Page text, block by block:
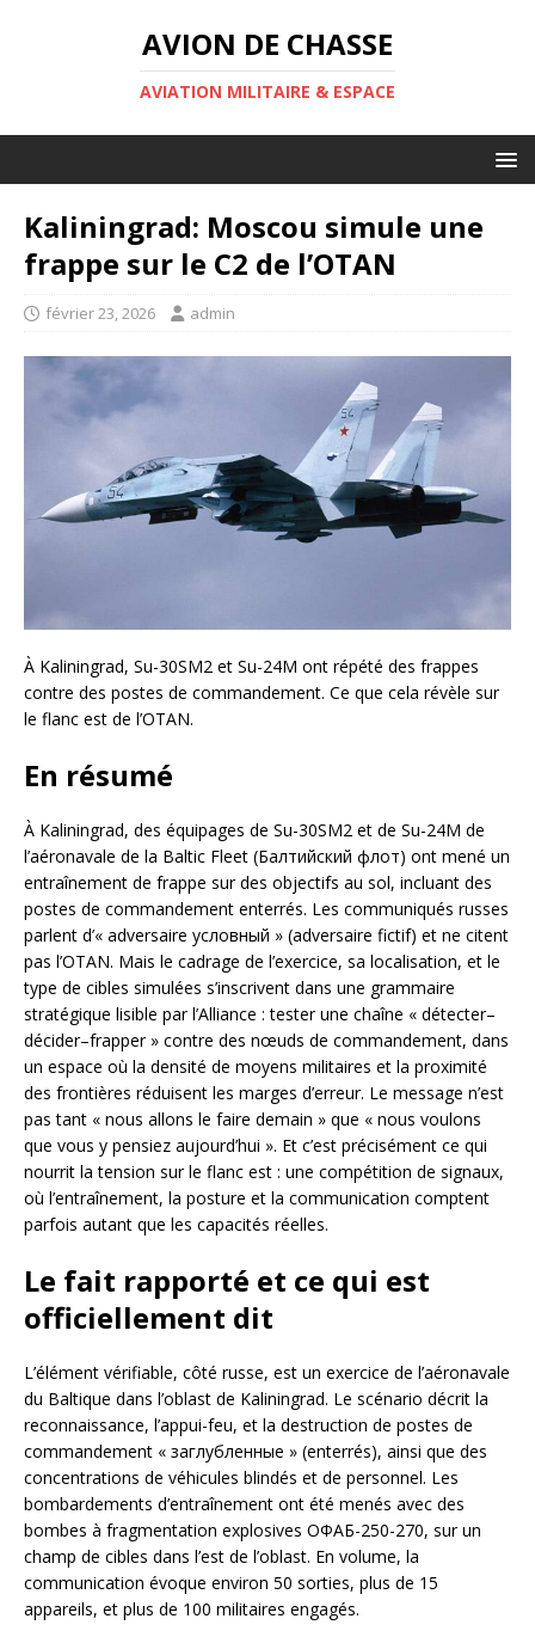
AVION DE CHASSE
AVIATION MILITAIRE & ESPACE
Kaliningrad: Moscou simule une
frappe sur le C2 de l’OTAN
février 23, 2026 admin
À Kaliningrad, Su-30SM2 et Su-24M ont répété des frappes
contre des postes de commandement. Ce que cela révèle sur
le flanc est de l’OTAN.
En résumé
À Kaliningrad, des équipages de Su-30SM2 et de Su-24M de
l’aéronavale de la Baltic Fleet (Балтийский флот) ont mené un
entraînement de frappe sur des objectifs au sol, incluant des
postes de commandement enterrés. Les communiqués russes
parlent d’« adversaire условный » (adversaire fictif) et ne citent
pas l’OTAN. Mais le cadrage de l’exercice, sa localisation, et le
type de cibles simulées s’inscrivent dans une grammaire
stratégique lisible par l’Alliance : tester une chaîne « détecter–
décider–frapper » contre des nœuds de commandement, dans
un espace où la densité de moyens militaires et la proximité
des frontières réduisent les marges d’erreur. Le message n’est
pas tant « nous allons le faire demain » que « nous voulons
que vous y pensiez aujourd’hui ». Et c’est précisément ce qui
nourrit la tension sur le flanc est : une compétition de signaux,
où l’entraînement, la posture et la communication comptent
parfois autant que les capacités réelles.
Le fait rapporté et ce qui est
officiellement dit
L’élément vérifiable, côté russe, est un exercice de l’aéronavale
du Baltique dans l’oblast de Kaliningrad. Le scénario décrit la
reconnaissance, l’appui-feu, et la destruction de postes de
commandement « заглубленные » (enterrés), ainsi que des
concentrations de véhicules blindés et de personnel. Les
bombardements d’entraînement ont été menés avec des
bombes à fragmentation explosives ОФАБ-250-270, sur un
champ de cibles dans l’est de l’oblast. En volume, la
communication évoque environ 50 sorties, plus de 15
appareils, et plus de 100 militaires engagés.